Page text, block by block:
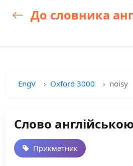
До словника
EngV Oxford 3000 noisy
Слово
Прикметник